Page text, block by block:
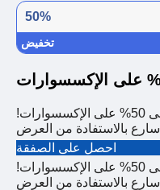
50%
تخفيض
وفّر أكثر! احصل على خصم يصل إلى 50% على الإكسسوارات!
احصل على الصفقة
وفّر أكثر! احصل على خصم يصل إلى 50% على الإكسسوارات!